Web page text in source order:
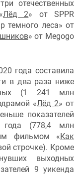
отечественных
Лёд 2» от SPPR
темного леса» от
» от Megogo
года составила
в два раза ниже
(1 241 млн
«Лёд 2» от
показателей
года (778,4 млн
фильмом «Как
строчке). Кроме
выходных
9 уикенда